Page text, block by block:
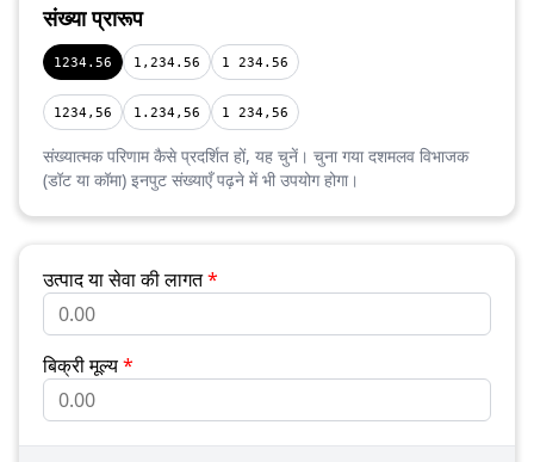
संख्या प्रारूप
1234.56 1,234.56 1 234.56
1234,56 1.234,56 1 234,56
संख्यात्मक परिणाम कैसे प्रदर्शित हों, यह चुनें। चुना गया दशमलव विभाजक
(डॉट या कॉमा) इनपुट संख्याएँ पढ़ने में भी उपयोग होगा।
उत्पाद या सेवा की लागत*
बिक्री मूल्य*